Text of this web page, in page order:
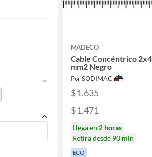
MADECO
Cable Concéntrico 2x4
mm2 Negro
Por SODIMAC
$ 1.635
$ 1.471
Llega en 2 horas
Retira desde 90 min
ECO